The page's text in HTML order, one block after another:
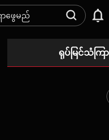
ရုပ်မြင်သံကြ
တင်ဆက်ချိ